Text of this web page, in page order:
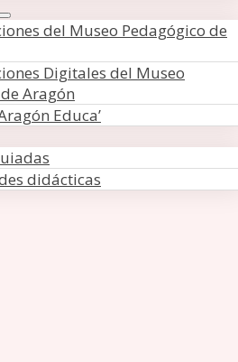
del Museo Pedagógico de
Digitales del Museo
Aragón
Educa’
didácticas